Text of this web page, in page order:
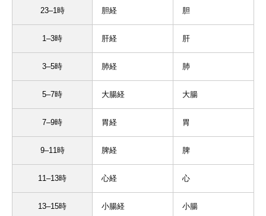
23–1時 胆経 胆
1–3時 肝経 肝
3–5時 肺経 肺
5–7時 大腸経 大腸
7–9時 胃経 胃
9–11時 脾経 脾
11–13時 心経 心
13–15時 小腸経 小腸